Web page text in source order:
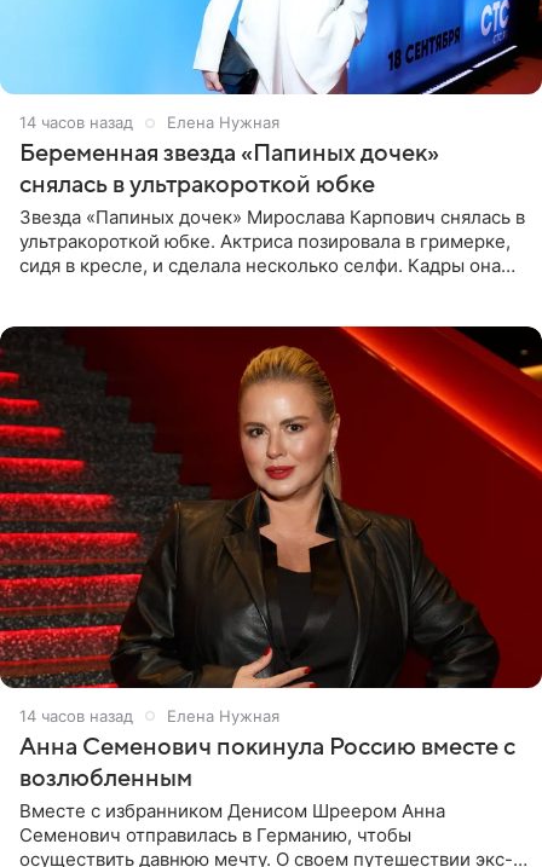
14 часов назад Елена Нужная
Беременная звезда «Папиных дочек»
снялась в ультракороткой юбке
Звезда «Папиных дочек» Мирослава Карпович снялась в
ультракороткой юбке. Актриса позировала в гримерке,
сидя в кресле, и сделала несколько селфи. Кадры она
14 часов назад Елена Нужная
Анна Семенович покинула Россию вместе с
возлюбленным
Вместе с избранником Денисом Шреером Анна
Семенович отправилась в Германию, чтобы
осуществить давнюю мечту. О своем путешествии экс-